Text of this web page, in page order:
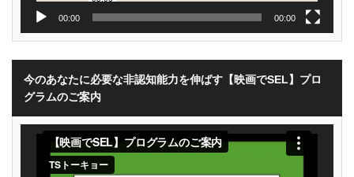
00:00 00:00
今のあなたに必要な非認知能力を伸ばす【映画でSEL】プロ
グラムのご案内